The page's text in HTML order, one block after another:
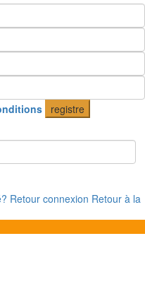
registre
Retour connexion Retour à la